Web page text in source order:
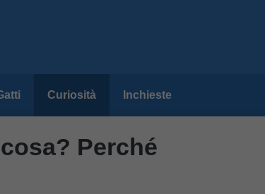
Curiosità Inchieste
Perché